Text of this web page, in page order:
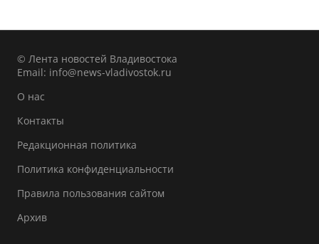
© Лента новостей Владивостока
Email: info@news-vladivostok.ru
О нас
Контакты
Редакционная политика
Политика конфиденциальности
Правила пользования сайтом
Архив